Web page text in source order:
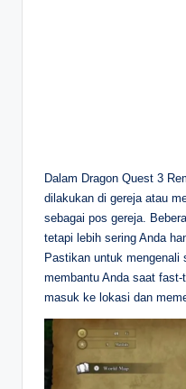
Dalam Dragon Quest 3
dilakukan di gereja atau
sebagai pos gereja.
tetapi lebih sering Anda
Pastikan untuk mengenali
membantu Anda saat
masuk ke lokasi dan